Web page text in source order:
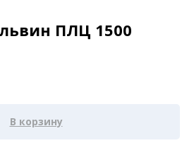
ПЛЦ 1500
В корзину